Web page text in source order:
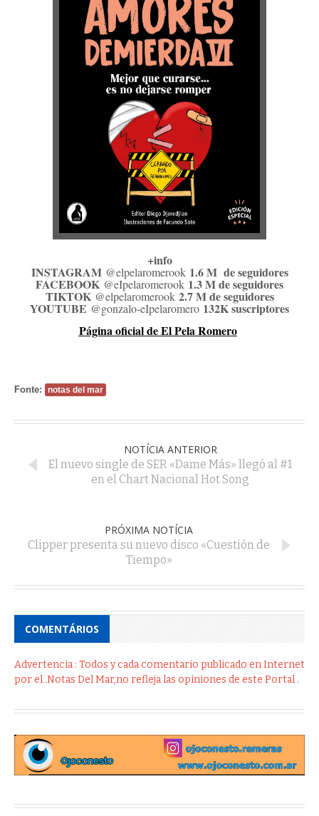
+info
INSTAGRAM @elpelaromerook 1.6 M de seguidores
FACEBOOK @eIpelaromerook 1.3 M de seguidores
TIKTOK @elpelaromerook 2.7 M de seguidores
YOUTUBE @gonzalo-eIpelaromero 132K suscriptores
Página oficial de El Pela Romero
Fonte: notas del mar
NOTÍCIA ANTERIOR
El nuevo single de SER «Dame Más» llegó al #1
en el Chart Nacional Hot Song
PRÓXIMA NOTÍCIA
Clipper presenta su nuevo disco «Cuestión de
Tiempo»
COMENTÁRIOS
Advertencia : Todos y cada comentario publicado en Internet
por el .Notas Del Mar,no refleja las opiniones de este Portal .